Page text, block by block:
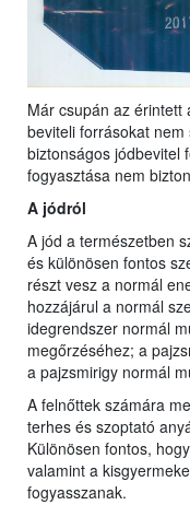
Már csupán az érintett
beviteli forrásokat
biztonságos jódbevitel
fogyasztása nem
A jódról
A jód a természetben
és különösen fontos
részt vesz a normál
hozzájárul a normál
idegrendszer normál
megőrzéséhez; a
a pajzsmirigy normál
A felnőttek számára
terhes és szoptató
Különösen fontos,
valamint a
fogyasszanak.